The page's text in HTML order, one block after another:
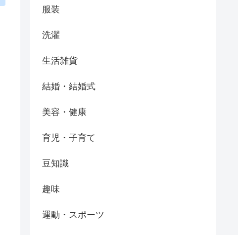
服装
洗濯
生活雑貨
結婚・結婚式
美容・健康
育児・子育て
豆知識
趣味
運動・スポーツ